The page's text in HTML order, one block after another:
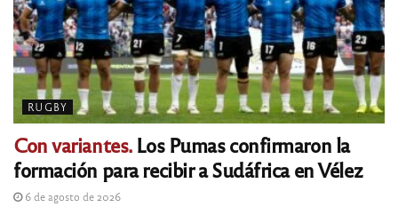
RUGBY
Con variantes.Los Pumas confirmaron la
formación para recibir a Sudáfrica en Vélez
6 de agosto de 2026